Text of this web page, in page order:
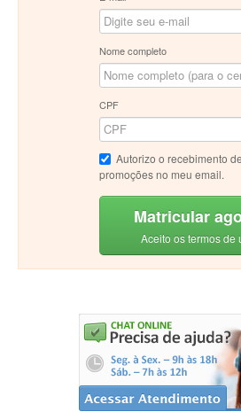
Nome completo
CPF
Autorizo o recebimento
promoções no meu email.
Matricular
Aceito os termos de